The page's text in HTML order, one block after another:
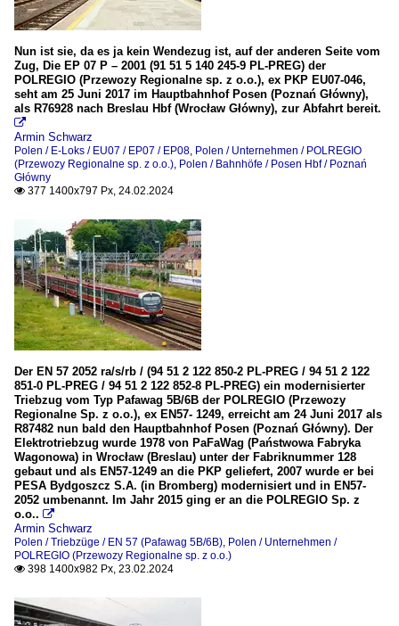
Nun ist sie, da es ja kein Wendezug ist, auf der anderen Seite vom
Zug, Die EP 07 P – 2001 (91 51 5 140 245-9 PL-PREG) der
POLREGIO (Przewozy Regionalne sp. z o.o.), ex PKP EU07-046,
seht am 25 Juni 2017 im Hauptbahnhof Posen (Poznań Główny),
als R76928 nach Breslau Hbf (Wrocław Główny), zur Abfahrt bereit.

Armin Schwarz
Polen / E-Loks / EU07 / EP07 / EP08, Polen / Unternehmen / POLREGIO
(Przewozy Regionalne sp. z o.o.), Polen / Bahnhöfe / Posen Hbf / Poznań
Główny
 377 1400x797 Px, 24.02.2024
Der EN 57 2052 ra/s/rb / (94 51 2 122 850-2 PL-PREG / 94 51 2 122
851-0 PL-PREG / 94 51 2 122 852-8 PL-PREG) ein modernisierter
Triebzug vom Typ Pafawag 5B/6B der POLREGIO (Przewozy
Regionalne Sp. z o.o.), ex EN57- 1249, erreicht am 24 Juni 2017 als
R87482 nun bald den Hauptbahnhof Posen (Poznań Główny). Der
Elektrotriebzug wurde 1978 von PaFaWag (Państwowa Fabryka
Wagonowa) in Wrocław (Breslau) unter der Fabriknummer 128
gebaut und als EN57-1249 an die PKP geliefert, 2007 wurde er bei
PESA Bydgoszcz S.A. (in Bromberg) modernisiert und in EN57-
2052 umbenannt. Im Jahr 2015 ging er an die POLREGIO Sp. z
o.o.. 
Armin Schwarz
Polen / Triebzüge / EN 57 (Pafawag 5B/6B), Polen / Unternehmen /
POLREGIO (Przewozy Regionalne sp. z o.o.)
 398 1400x982 Px, 23.02.2024